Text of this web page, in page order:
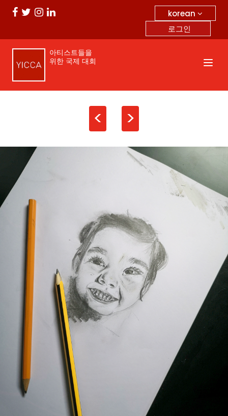
korean
로그인
아티스트들을
위한 국제 대회
< >